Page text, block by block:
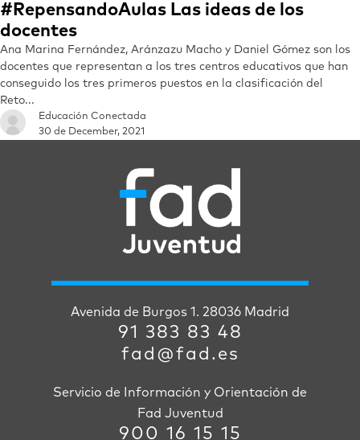
#RepensandoAulas Las ideas de los
docentes
Ana Marina Fernández, Aránzazu Macho y Daniel Gómez son los
docentes que representan a los tres centros educativos que han
conseguido los tres primeros puestos en la clasificación del
Reto...
Educación Conectada
30 de December, 2021
Avenida de Burgos 1. 28036 Madrid
91 383 83 48
fad@fad.es
Servicio de Información y Orientación de
Fad Juventud
900 16 15 15